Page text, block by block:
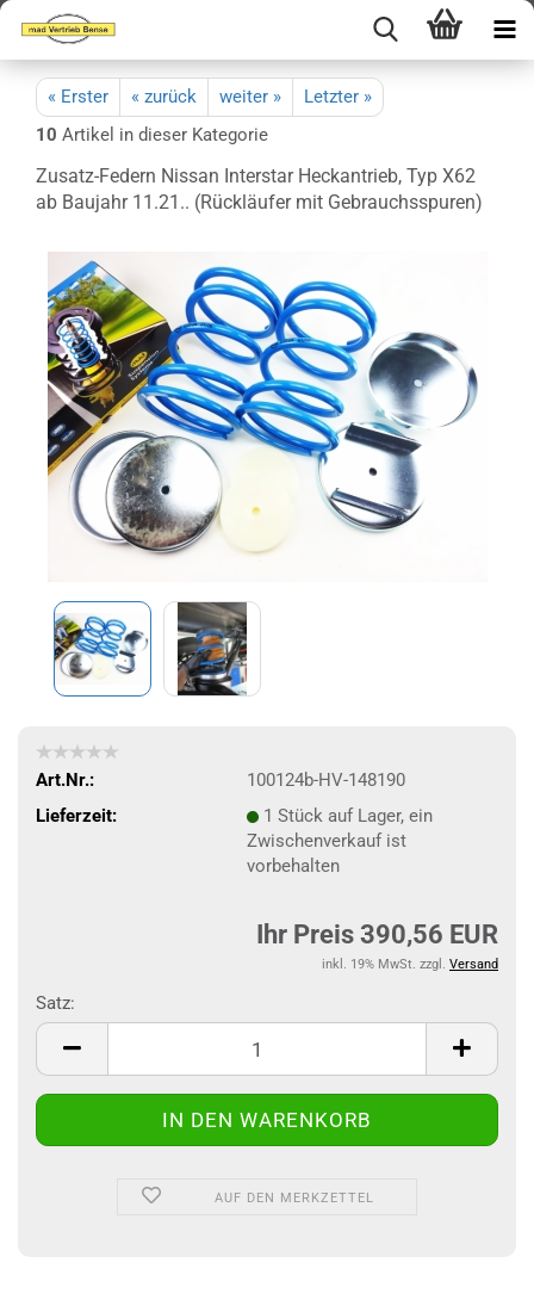
« Erster « zurück weiter »
Letzter »
10 Artikel in dieser Kategorie
Zusatz-Federn Nissan Interstar Heckantrieb, Typ X62
ab Baujahr 11.21.. (Rückläufer mit Gebrauchsspuren)
Art.Nr.:
100124b-HV-148190
Lieferzeit:
1 Stück auf Lager, ein
Zwischenverkauf ist
vorbehalten
Ihr Preis 390,56 EUR
inkl. 19% MwSt. zzgl. Versand
Satz:
Satz
AUF DEN MERKZETTEL